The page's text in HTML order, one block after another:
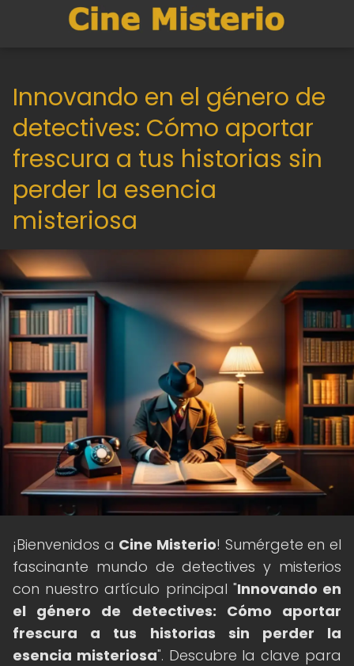
Innovando en el género de
detectives: Cómo aportar
frescura a tus historias sin
perder la esencia
misteriosa
¡Bienvenidos a Cine Misterio! Sumérgete en el
fascinante mundo de detectives y misterios
con nuestro artículo principal "Innovando en
el género de detectives: Cómo aportar
frescura a tus historias sin perder la
esencia misteriosa". Descubre la clave para